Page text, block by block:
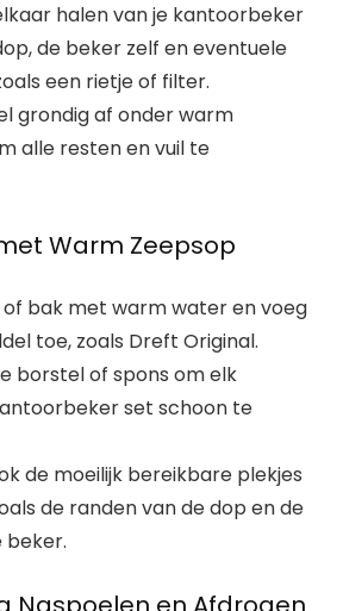
halen van je kantoorbeker
de beker zelf en eventuele
een rietje of filter.
grondig af onder warm
alle resten en vuil te
Warm Zeepsop
bak met warm water en voeg
toe, zoals Dreft Original.
borstel of spons om elk
set schoon te
de moeilijk bereikbare plekjes
de randen van de dop en de
beker.